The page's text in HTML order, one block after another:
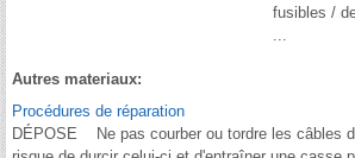
fusibles /
Autres materiaux:
Procédures de réparation
DÉPOSE Ne pas courber ou tordre les câbles